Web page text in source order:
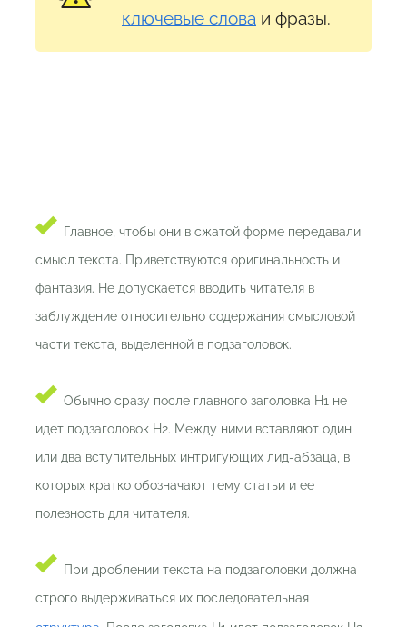
ключевые слова и фразы.
Главное, чтобы они в сжатой форме передавали
смысл текста. Приветствуются оригинальность и
фантазия. Не допускается вводить читателя в
заблуждение относительно содержания смысловой
части текста, выделенной в подзаголовок.
Обычно сразу после главного заголовка H1 не
идет подзаголовок H2. Между ними вставляют один
или два вступительных интригующих лид-абзаца, в
которых кратко обозначают тему статьи и ее
полезность для читателя.
При дроблении текста на подзаголовки должна
строго выдерживаться их последовательная